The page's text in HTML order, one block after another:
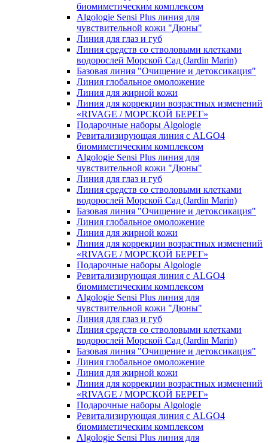
биомиметическим комплексом
Algologie Sensi Plus линия для
чувcтвительной кожи "Дюны"
Линия для глаз и губ
Линия средств со стволовыми клетками
водорослей Морской Сад (Jardin Marin)
Базовая линия "Очищение и детоксикация"
Линия глобальное омоложение
Линия для жирной кожи
Линия для коррекции возрастных изменений
«RIVAGE / МОРСКОЙ БЕРЕГ»
Подарочные наборы Algologie
Ревитализирующая линия с ALGO4
биомиметическим комплексом
Algologie Sensi Plus линия для
чувcтвительной кожи "Дюны"
Линия для глаз и губ
Линия средств со стволовыми клетками
водорослей Морской Сад (Jardin Marin)
Базовая линия "Очищение и детоксикация"
Линия глобальное омоложение
Линия для жирной кожи
Линия для коррекции возрастных изменений
«RIVAGE / МОРСКОЙ БЕРЕГ»
Подарочные наборы Algologie
Ревитализирующая линия с ALGO4
биомиметическим комплексом
Algologie Sensi Plus линия для
чувcтвительной кожи "Дюны"
Линия для глаз и губ
Линия средств со стволовыми клетками
водорослей Морской Сад (Jardin Marin)
Базовая линия "Очищение и детоксикация"
Линия глобальное омоложение
Линия для жирной кожи
Линия для коррекции возрастных изменений
«RIVAGE / МОРСКОЙ БЕРЕГ»
Подарочные наборы Algologie
Ревитализирующая линия с ALGO4
биомиметическим комплексом
Algologie Sensi Plus линия для